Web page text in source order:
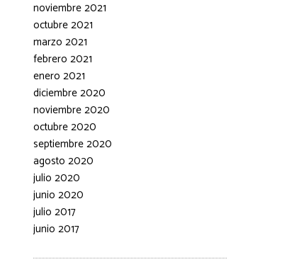
noviembre 2021
octubre 2021
marzo 2021
febrero 2021
enero 2021
diciembre 2020
noviembre 2020
octubre 2020
septiembre 2020
agosto 2020
julio 2020
junio 2020
julio 2017
junio 2017